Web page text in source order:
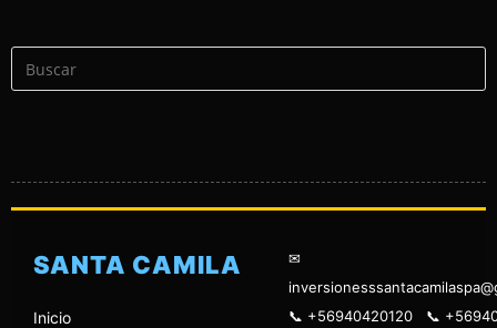
SANTA CAMILA
Inicio
✉
📞 +56940420120 📞